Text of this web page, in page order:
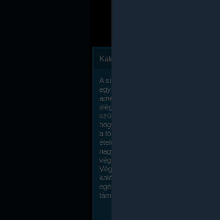
Kalóriaszámlálás
A sikeres fogyás titka valójában igen
egyszerű: égess több energiát, mint
amennyit beviszel. Természetesen
elég nagy fegyelemre és akaraterőre
szükség, de meglepődve fogod
hogy a kalóriaszámolás mennyire
a többi diétához képest. Itt nincsenek
ételek és a megengedett kalóriabevitelt
nagymértékben növelheted ha
végzel.
Végül, de nem utolsó sorban, a
kalóriaszámolás módszerét a legtöbb
egészségügyi szakorvos ajánlja és
támogatja.